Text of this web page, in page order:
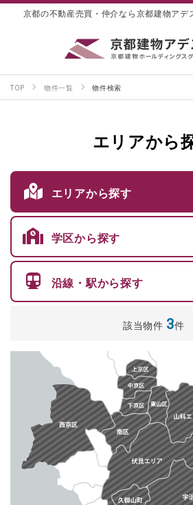
京都の不動産売買・仲介なら京都建物アデ
TOP 物件一覧 物件検索
エリアから
エリアから探す
学区から探す
沿線・駅から探す
該当物件 3件